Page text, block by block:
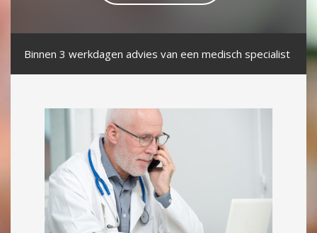
Binnen 3 werkdagen advies van een medisch specialist